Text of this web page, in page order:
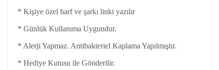
* Kişiye özel harf ve şarkı linki yazılır
* Günlük Kullanıma Uygundur.
* Alerji Yapmaz. Antibakteriel Kaplama Yapılmıştır.
* Hediye Kutusu ile Gönderilir.